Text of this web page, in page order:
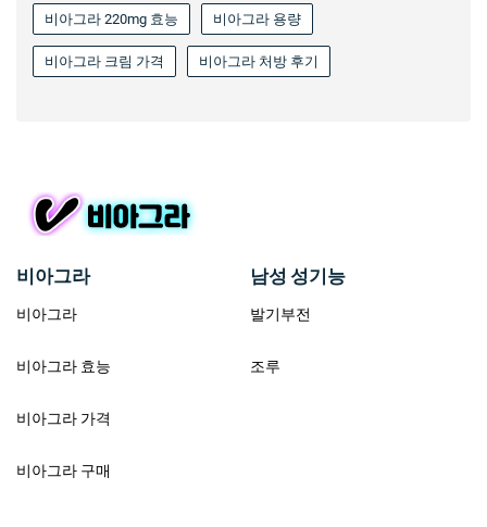
비아그라 220mg 효능 비아그라 용량
비아그라 크림 가격 비아그라 처방 후기
비아그라
비아그라
비아그라 효능
비아그라 가격
비아그라 구매
남성 성기능
발기부전
조루